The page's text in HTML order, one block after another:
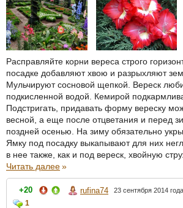
Расправляйте корни вереса строго
посадке добавляют хвою и разрыхляют
Мульчируют сосновой щепкой. Вереск
подкисленной водой. Кемирой
Подстригать, придавать форму вереску
весной, а еще после отцветания и перед
поздней осенью. На зиму обязательно
Ямку под посадку выкапывают для них
в нее также, как и под вереск, хвойную
Читать далее»
+20 rufina74 23 сентября 2014 года
1